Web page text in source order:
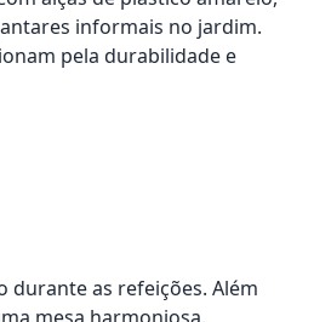
informais no jardim.
pela durabilidade e
durante as refeições. Além